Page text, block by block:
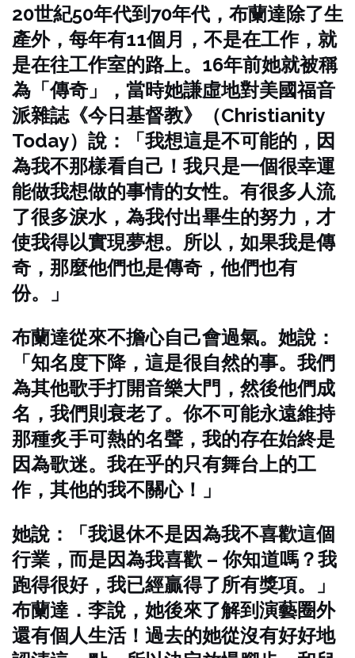
20世紀50年代到70年代，布蘭達除了生
產外，每年有11個月，不是在工作，就
是在往工作室的路上。16年前她就被稱
為「傳奇」，當時她謙虛地對美國福音
派雜誌《今日基督教》（Christianity
Today）說：「我想這是不可能的，因
為我不那樣看自己！我只是一個很幸運
能做我想做的事情的女性。有很多人流
了很多淚水，為我付出畢生的努力，才
使我得以實現夢想。所以，如果我是傳
奇，那麼他們也是傳奇，他們也有
份。」
布蘭達從來不擔心自己會過氣。她說：
「知名度下降，這是很自然的事。我們
為其他歌手打開音樂大門，然後他們成
名，我們則衰老了。你不可能永遠維持
那種炙手可熱的名聲，我的存在始終是
因為歌迷。我在乎的只有舞台上的工
作，其他的我不關心！」
她說：「我退休不是因為我不喜歡這個
行業，而是因為我喜歡 – 你知道嗎？我
跑得很好，我已經贏得了所有獎項。」
布蘭達．李說，她後來了解到演藝圈外
還有個人生活！過去的她從沒有好好地